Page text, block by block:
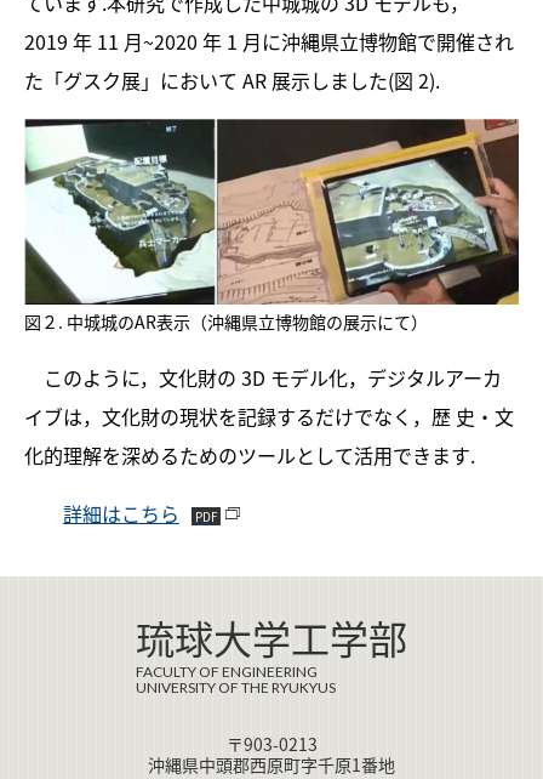
2019 年 11 月~2020 年 1 月に沖縄県立博物館で開催され
た「グスク展」において AR 展示しました(図 2).
図２. 中城城のAR表示（沖縄県立博物館の展示にて）
このように，文化財の 3D モデル化，デジタルアーカ
イブは，文化財の現状を記録するだけでなく，歴 史・文
化的理解を深めるためのツールとして活用できます.
詳細はこちら
琉球大学工学部
FACULTY OF ENGINEERING
UNIVERSITY OF THE RYUKYUS
〒903-0213
沖縄県中頭郡西原町字千原1番地